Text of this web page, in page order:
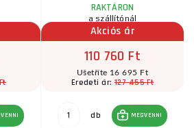
RAKTÁRON
a szállítónál
Akciós ár
110 760 Ft
Ušetříte 16 695 Ft
Eredeti ár: 127 455 Ft
db MEGVENNI